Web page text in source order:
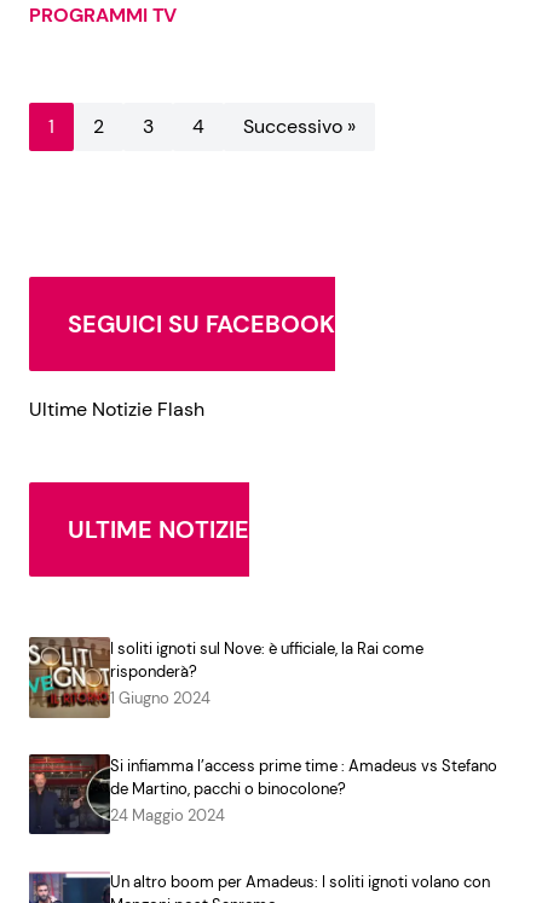
PROGRAMMI TV
1 2 3 4 Successivo »
SEGUICI SU FACEBOOK
Ultime Notizie Flash
ULTIME NOTIZIE
I soliti ignoti sul Nove: è ufficiale, la Rai come
risponderà?
1 Giugno 2024
Si infiamma l’access prime time : Amadeus vs Stefano
de Martino, pacchi o binocolone?
24 Maggio 2024
Un altro boom per Amadeus: I soliti ignoti volano con